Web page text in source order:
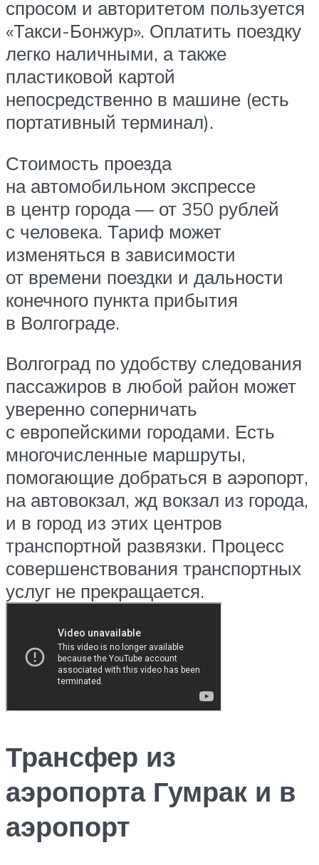
спросом и авторитетом пользуется
«Такси-Бонжур». Оплатить поездку
легко наличными, а также
пластиковой картой
непосредственно в машине (есть
портативный терминал).
Стоимость проезда
на автомобильном экспрессе
в центр города — от 350 рублей
с человека. Тариф может
изменяться в зависимости
от времени поездки и дальности
конечного пункта прибытия
в Волгограде.
Волгоград по удобству следования
пассажиров в любой район может
уверенно соперничать
с европейскими городами. Есть
многочисленные маршруты,
помогающие добраться в аэропорт,
на автовокзал, жд вокзал из города,
и в город из этих центров
транспортной развязки. Процесс
совершенствования транспортных
услуг не прекращается.
Трансфер из
аэропорта Гумрак и в
аэропорт